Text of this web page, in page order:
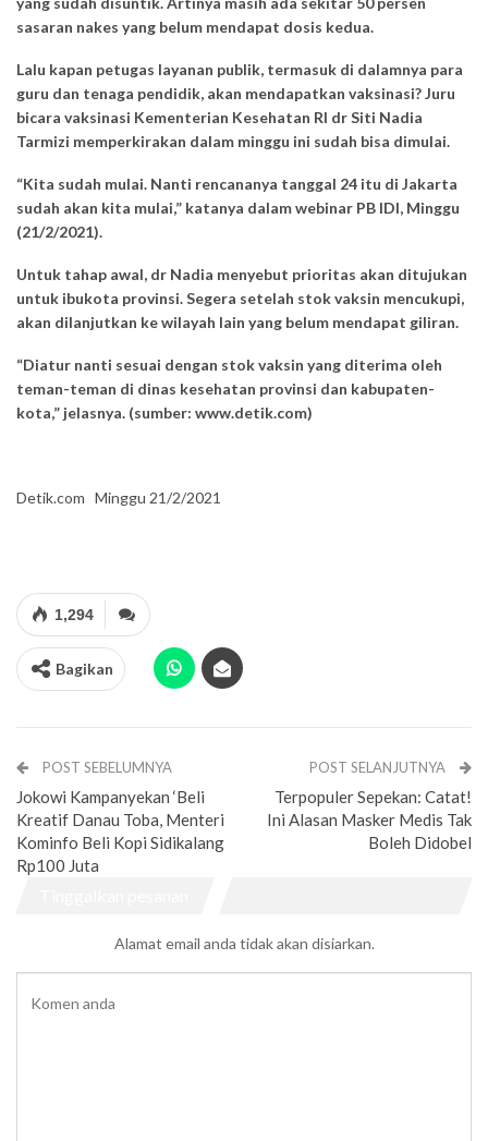
sasaran nakes yang belum mendapat dosis kedua.
Lalu kapan petugas layanan publik, termasuk di dalamnya para
guru dan tenaga pendidik, akan mendapatkan vaksinasi? Juru
bicara vaksinasi Kementerian Kesehatan RI dr Siti Nadia
Tarmizi memperkirakan dalam minggu ini sudah bisa dimulai.
“Kita sudah mulai. Nanti rencananya tanggal 24 itu di Jakarta
sudah akan kita mulai,” katanya dalam webinar PB IDI, Minggu
(21/2/2021).
Untuk tahap awal, dr Nadia menyebut prioritas akan ditujukan
untuk ibukota provinsi. Segera setelah stok vaksin mencukupi,
akan dilanjutkan ke wilayah lain yang belum mendapat giliran.
“Diatur nanti sesuai dengan stok vaksin yang diterima oleh
teman-teman di dinas kesehatan provinsi dan kabupaten-
kota,” jelasnya. (sumber: www.detik.com)
Detik.com Minggu 21/2/2021
1,294
Bagikan
POST SEBELUMNYA
Jokowi Kampanyekan ‘Beli
Kreatif Danau Toba, Menteri
Kominfo Beli Kopi Sidikalang
Rp100 Juta
POST SELANJUTNYA
Terpopuler Sepekan: Catat!
Ini Alasan Masker Medis Tak
Boleh Didobel
Alamat email anda tidak akan disiarkan.